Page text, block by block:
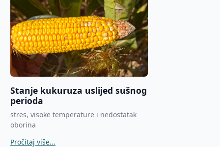
Stanje kukuruza uslijed sušnog
perioda
stres, visoke temperature i nedostatak
oborina
Pročitaj više...